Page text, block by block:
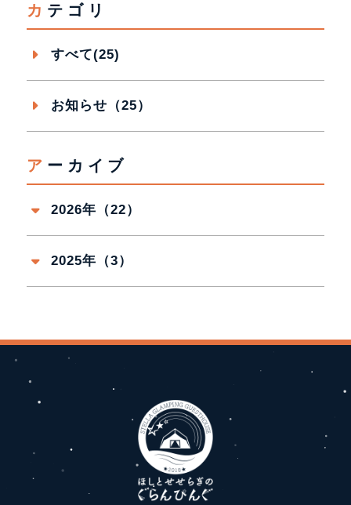
カテゴリ
すべて(25)
お知らせ（25）
アーカイブ
2026年（22）
2025年（3）